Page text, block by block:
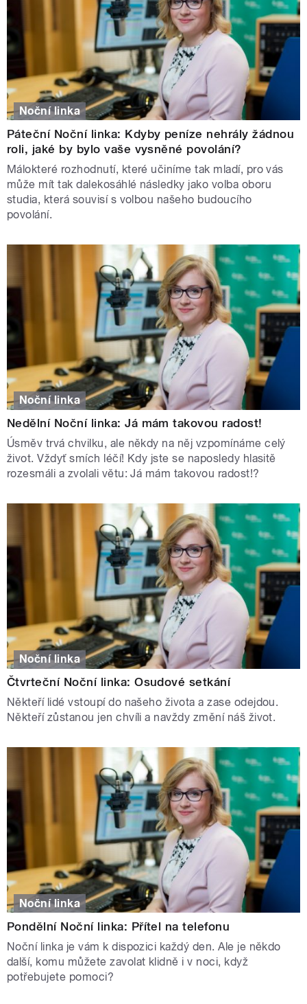
Noční linka
Páteční Noční linka: Kdyby peníze nehrály žádnou
roli, jaké by bylo vaše vysněné povolání?
Málokteré rozhodnutí, které učiníme tak mladí, pro vás
může mít tak dalekosáhlé následky jako volba oboru
studia, která souvisí s volbou našeho budoucího
povolání.
Noční linka
Nedělní Noční linka: Já mám takovou radost!
Úsměv trvá chvilku, ale někdy na něj vzpomínáme celý
život. Vždyť smích léčí! Kdy jste se naposledy hlasitě
rozesmáli a zvolali větu: Já mám takovou radost!?
Noční linka
Čtvrteční Noční linka: Osudové setkání
Někteří lidé vstoupí do našeho života a zase odejdou.
Někteří zůstanou jen chvíli a navždy změní náš život.
Noční linka
Pondělní Noční linka: Přítel na telefonu
Noční linka je vám k dispozici každý den. Ale je někdo
další, komu můžete zavolat klidně i v noci, když
potřebujete pomoci?